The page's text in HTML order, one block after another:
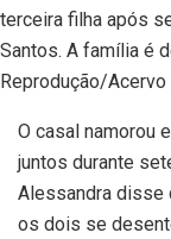
terceira filha após
Santos. A família é
Reprodução/
O casal namorou
juntos durante
Alessandra disse
os dois se